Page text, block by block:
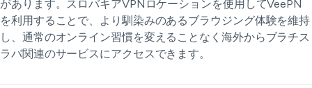
があります。スロバキアVPNロケーションを使用してVeePN
を利用することで、より馴染みのあるブラウジング体験を維持
し、通常のオンライン習慣を変えることなく海外からブラチス
ラバ関連のサービスにアクセスできます。